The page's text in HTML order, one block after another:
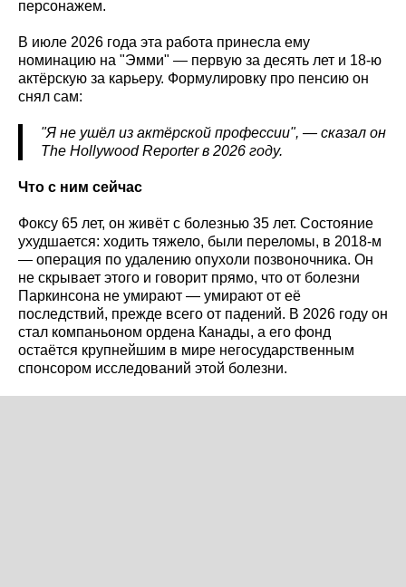
персонажем.
В июле 2026 года эта работа принесла ему
номинацию на "Эмми" — первую за десять лет и 18-ю
актёрскую за карьеру. Формулировку про пенсию он
снял сам:
"Я не ушёл из актёрской профессии", — сказал он
The HollywoodReporterв 2026 году.
Что с ним сейчас
Фоксу 65 лет, он живёт с болезнью 35 лет. Состояние
ухудшается: ходить тяжело, были переломы, в 2018-м
— операция по удалению опухоли позвоночника. Он
не скрывает этого и говорит прямо, что от болезни
Паркинсона не умирают — умирают от её
последствий, прежде всего от падений. В 2026 году он
стал компаньоном ордена Канады, а его фонд
остаётся крупнейшим в мире негосударственным
спонсором исследований этой болезни.